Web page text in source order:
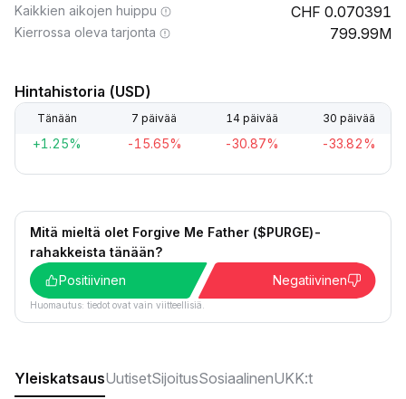
Kaikkien aikojen huippu 0.070391
Kierrossa oleva tarjonta 799.99M
Hintahistoria (USD)
Tänään 7 päivää 14 päivää 30 päivää
+1.25% -15.65% -30.87% -33.82%
Mitä mieltä olet Forgive Me Father ($PURGE)-
rahakkeista tänään?
Positiivinen
Negatiivinen
Huomautus: tiedot ovat vain viitteellisiä.
YleiskatsausUutisetSijoitusSosiaalinenUKK:t